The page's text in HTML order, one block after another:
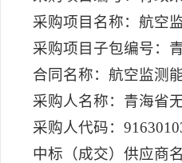
采购项目名称：航空
采购项目子包编号：
合同名称：航空监测
采购人名称：青海省
采购人代码：
中标（成交）供应商